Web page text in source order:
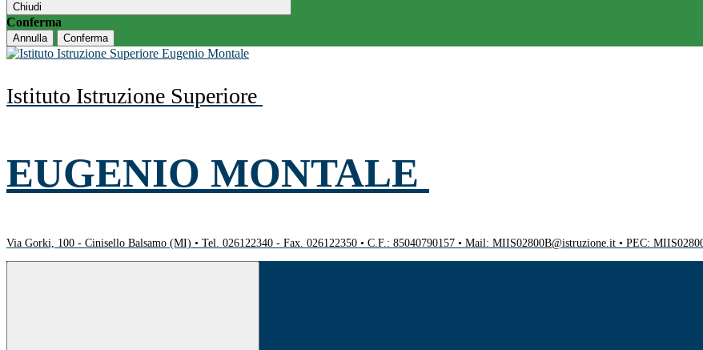
Chiudi
Conferma
Annulla Conferma
Istituto Istruzione Superiore
EUGENIO MONTALE
Via Gorki, 100 - Cinisello Balsamo (MI) • Tel. 026122340 - Fax. 026122350 • C.F.: 85040790157 • Mail: MIIS02800B@istruzione.it • PEC: